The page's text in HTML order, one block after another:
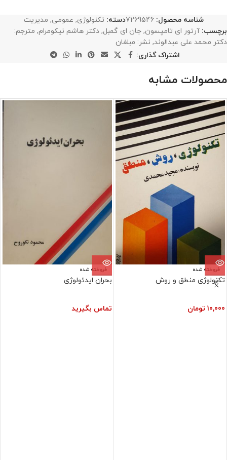
شناسه محصول:7269546دسته: تکنولوژی, عمومی, مدیریت
برچسب: آرتور ای تامپسون, جان ای گمبل, دکتر هاشم نیکومرام, مترجم:
دکتر محمد علی عبدالوند, نشر: مبلغان
اشتراک گذاری:
محصولات مشابه
فروخته شده
تکنولوژی منطق و روش
10,000 تومان
فروخته شده
بحران ایدئولوژی
تماس بگیرید